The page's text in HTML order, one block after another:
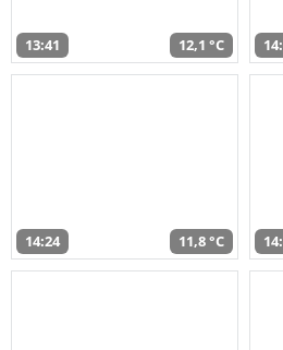
13:41 12,1 °C
14:24 11,8 °C